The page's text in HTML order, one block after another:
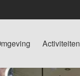
Activiteiten